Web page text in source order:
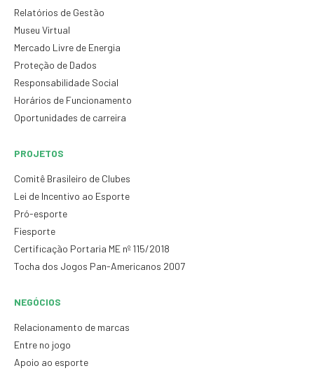
Relatórios de Gestão
Museu Virtual
Mercado Livre de Energia
Proteção de Dados
Responsabilidade Social
Horários de Funcionamento
Oportunidades de carreira
PROJETOS
Comitê Brasileiro de Clubes
Lei de Incentivo ao Esporte
Pró-esporte
Fiesporte
Certificação Portaria ME nº 115/2018
Tocha dos Jogos Pan-Americanos 2007
NEGÓCIOS
Relacionamento de marcas
Entre no jogo
Apoio ao esporte